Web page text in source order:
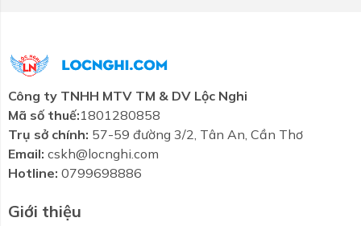
Công ty TNHH MTV TM & DV Lộc Nghi
Mã số thuế:1801280858
Trụ sở chính: 57-59 đường 3/2, Tân An, Cần Thơ
Email: cskh@locnghi.com
Hotline: 0799698886
Giới thiệu